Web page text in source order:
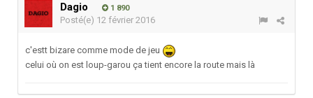
Dagio 1 890
Posté(e) 12 février 2016
c'estt bizare comme mode de jeu
celui où on est loup-garou ça tient encore la route mais là